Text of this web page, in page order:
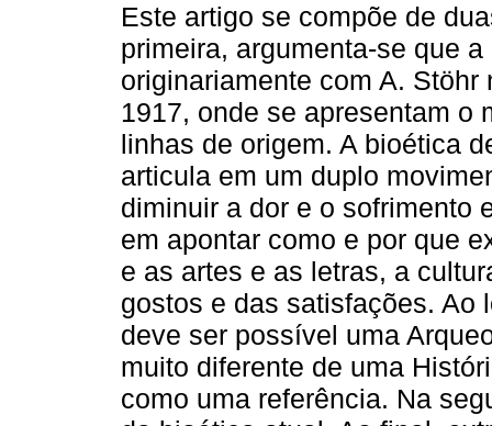
Este artigo se compõe de
primeira, argumenta-se que
originariamente com A. Stöhr
1917, onde se apresentam o
linhas de origem. A bioética
articula em um duplo
diminuir a dor e o sofrimento
em apontar como e por que
e as artes e as letras, a
gostos e das satisfações. Ao
deve ser possível uma
muito diferente de uma
como uma referência. Na